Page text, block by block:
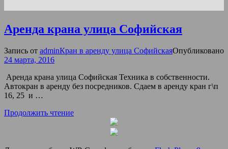
Аренда крана улица Софийская
Запись от adminКран в аренду улица СофийскаяОпубликовано
24 марта, 2016
Аренда крана улица Софийская Техника в собственности.
Автокран в аренду без посредников. Сдаем в аренду кран г\п
16, 25 и …
Продолжить чтение